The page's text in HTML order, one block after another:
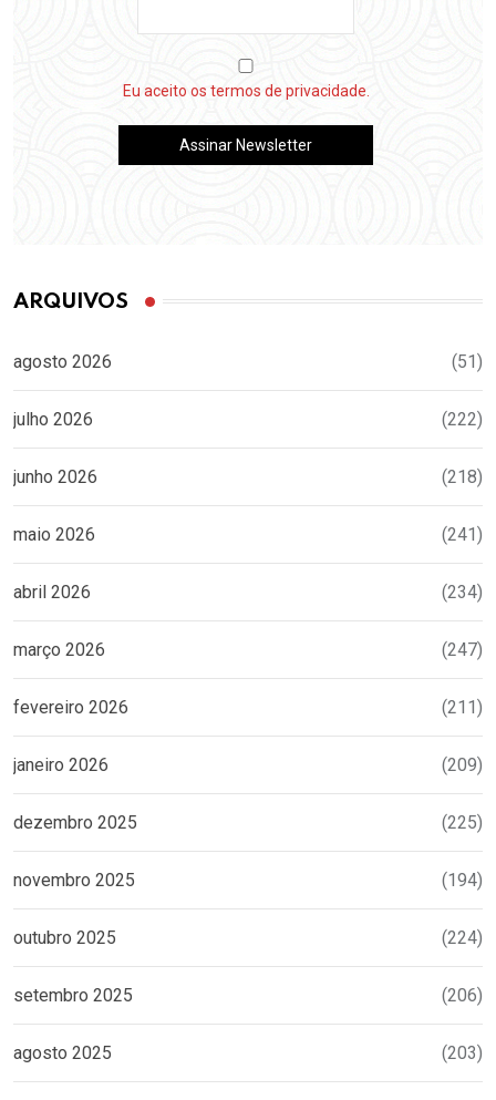
Eu aceito os termos de privacidade.
ARQUIVOS
agosto 2026 (51)
julho 2026 (222)
junho 2026 (218)
maio 2026 (241)
abril 2026 (234)
março 2026 (247)
fevereiro 2026 (211)
janeiro 2026 (209)
dezembro 2025 (225)
novembro 2025 (194)
outubro 2025 (224)
setembro 2025 (206)
agosto 2025 (203)